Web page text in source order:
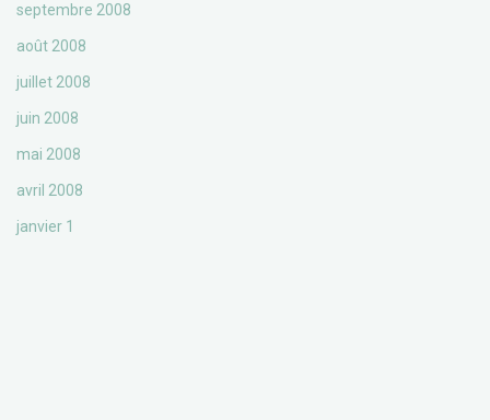
septembre 2008
août 2008
juillet 2008
juin 2008
mai 2008
avril 2008
janvier 1